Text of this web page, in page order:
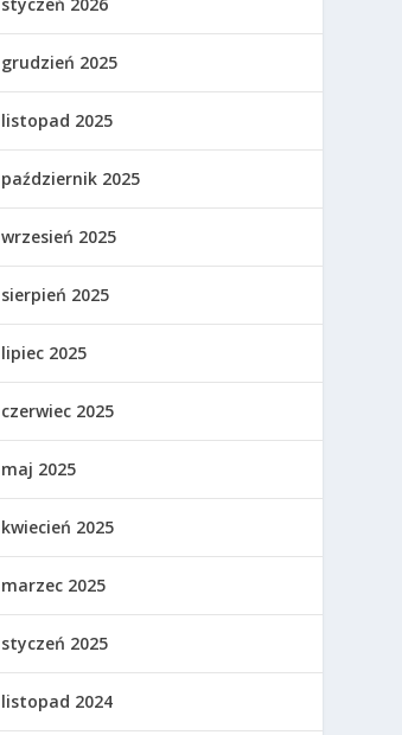
styczeń 2026
grudzień 2025
listopad 2025
październik 2025
wrzesień 2025
sierpień 2025
lipiec 2025
czerwiec 2025
maj 2025
kwiecień 2025
marzec 2025
styczeń 2025
listopad 2024